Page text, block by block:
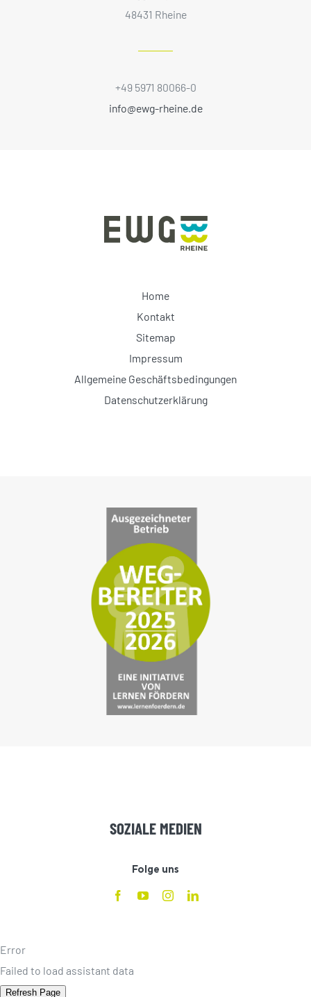
48431 Rheine
+49 5971 80066-0
info@ewg-rheine.de
Home
Kontakt
Sitemap
Impressum
Allgemeine Geschäftsbedingungen
Datenschutzerklärung
SOZIALE MEDIEN
Folge uns
Error
Failed to load assistant data
Refresh Page